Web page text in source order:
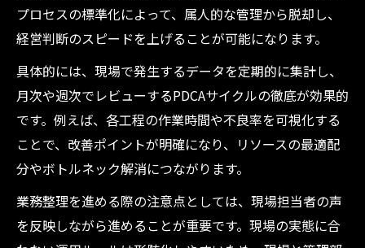
プロセスの標準化によって、属人的な管理から脱却し、
経営判断のスピードを上げることが可能になります。
具体的には、現場で発生するデータを定期的に集計し、
月次や週次でレビューするPDCAサイクルの徹底が効果的
です。例えば、各工程の作業時間や不良率を可視化する
ことで、改善ポイントが明確になり、リソースの最適配
分やボトルネック解消につながります。
業務整理を進める際の注意点としては、現場担当者の声
を反映しながら進めることが重要です。現場の実態に合